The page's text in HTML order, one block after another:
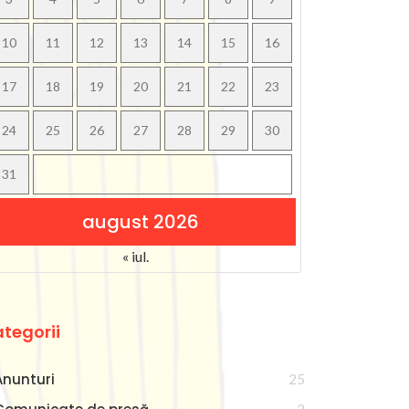
august 2026
10 11 12 13 14 15 16
17 18 19 20 21 22 23
24 25 26 27 28 29 30
31
« iul.
25